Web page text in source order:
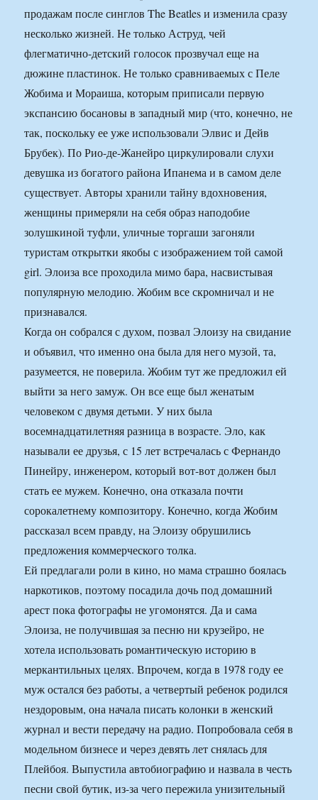
продажам после синглов The Beatles и изменила сразу
несколько жизней. Не только Аструд, чей
флегматично-детский голосок прозвучал еще на
дюжине пластинок. Не только сравниваемых с Пеле
Жобима и Мораиша, которым приписали первую
экспансию босановы в западный мир (что, конечно, не
так, поскольку ее уже использовали Элвис и Дейв
Брубек). По Рио-де-Жанейро циркулировали слухи
девушка из богатого района Ипанема и в самом деле
существует. Авторы хранили тайну вдохновения,
женщины примеряли на себя образ наподобие
золушкиной туфли, уличные торгаши загоняли
туристам открытки якобы с изображением той самой
girl. Элоиза все проходила мимо бара, насвистывая
популярную мелодию. Жобим все скромничал и не
признавался.
Когда он собрался с духом, позвал Элоизу на свидание
и объявил, что именно она была для него музой, та,
разумеется, не поверила. Жобим тут же предложил ей
выйти за него замуж. Он все еще был женатым
человеком с двумя детьми. У них была
восемнадцатилетняя разница в возрасте. Эло, как
называли ее друзья, с 15 лет встречалась с Фернандо
Пинейру, инженером, который вот-вот должен был
стать ее мужем. Конечно, она отказала почти
сорокалетнему композитору. Конечно, когда Жобим
рассказал всем правду, на Элоизу обрушились
предложения коммерческого толка.
Ей предлагали роли в кино, но мама страшно боялась
наркотиков, поэтому посадила дочь под домашний
арест пока фотографы не угомонятся. Да и сама
Элоиза, не получившая за песню ни крузейро, не
хотела использовать романтическую историю в
меркантильных целях. Впрочем, когда в 1978 году ее
муж остался без работы, а четвертый ребенок родился
нездоровым, она начала писать колонки в женский
журнал и вести передачу на радио. Попробовала себя в
модельном бизнесе и через девять лет снялась для
Плейбоя. Выпустила автобиографию и назвала в честь
песни свой бутик, из-за чего пережила унизительный